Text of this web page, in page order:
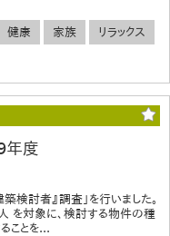
健康 家族 リラックス
年度
検討者』調査」を行いました。
を対象に、検討する物件の種
ことを...